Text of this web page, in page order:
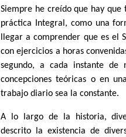
Siempre he creído que hay
práctica Integral, como una
llegar a comprender que es el
con ejercicios a horas
segundo, a cada instante de
concepciones teóricas o en
trabajo diario sea la constante.
A lo largo de la historia,
descrito la existencia de